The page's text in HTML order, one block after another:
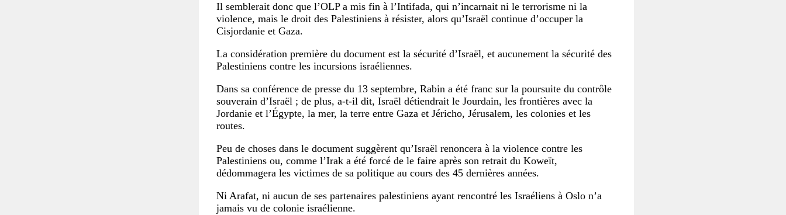
Il semblerait donc que l’OLP a mis fin à l’Intifada, qui n’incarnait ni le terrorisme ni la
violence, mais le droit des Palestiniens à résister, alors qu’Israël continue d’occuper la
Cisjordanie et Gaza.
La considération première du document est la sécurité d’Israël, et aucunement la sécurité des
Palestiniens contre les incursions israéliennes.
Dans sa conférence de presse du 13 septembre, Rabin a été franc sur la poursuite du contrôle
souverain d’Israël ; de plus, a-t-il dit, Israël détiendrait le Jourdain, les frontières avec la
Jordanie et l’Égypte, la mer, la terre entre Gaza et Jéricho, Jérusalem, les colonies et les
routes.
Peu de choses dans le document suggèrent qu’Israël renoncera à la violence contre les
Palestiniens ou, comme l’Irak a été forcé de le faire après son retrait du Koweït,
dédommagera les victimes de sa politique au cours des 45 dernières années.
Ni Arafat, ni aucun de ses partenaires palestiniens ayant rencontré les Israéliens à Oslo n’a
jamais vu de colonie israélienne.